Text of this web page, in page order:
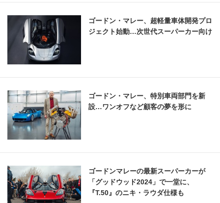
ゴードン・マレー、超軽量車体開発プロ
ジェクト始動…次世代スーパーカー向け
ゴードン・マレー、特別車両部門を新
設…ワンオフなど顧客の夢を形に
ゴードンマレーの最新スーパーカーが
「グッドウッド2024」で一堂に、
『T.50』のニキ・ラウダ仕様も